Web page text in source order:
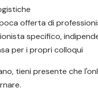
offerta di
specifico,
per i propri colloqui
tieni presente che